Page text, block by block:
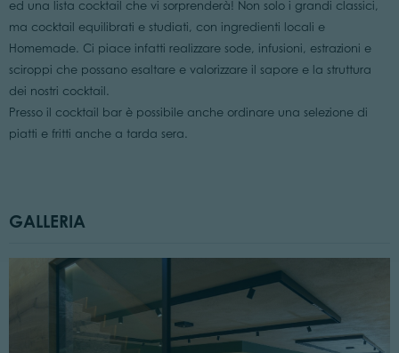
ed una lista cocktail che vi sorprenderà! Non solo i grandi classici,
ma cocktail equilibrati e studiati, con ingredienti locali e
Homemade. Ci piace infatti realizzare sode, infusioni, estrazioni e
sciroppi che possano esaltare e valorizzare il sapore e la struttura
dei nostri cocktail.
Presso il cocktail bar è possibile anche ordinare una selezione di
piatti e fritti anche a tarda sera.
GALLERIA